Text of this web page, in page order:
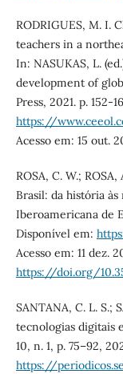
RODRIGUES, M. I.
teachers in a
In: NASUKAS, L.
development of
Press, 2021. p. 152-
https://
Acesso em: 15 out.
ROSA, C. W.;
Brasil: da história às
Iberoamericana de
Disponível em:
Acesso em: 11 dez.
https://doi.org/
SANTANA, C. L. S.;
tecnologias digitais
10, n. 1, p. 75–92,
https://